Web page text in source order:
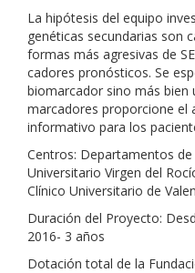
La hipótesis del equipo
genéticas secundarias son
formas más agresivas de
cadores pronósticos. Se
biomarcador sino más bien
marcadores proporcione
infor­mativo para los
Centros: Departamentos
Universitario Virgen del
Clínico Universitario de
Duración del Proyecto:
2016- 3 años
Dotación total de la